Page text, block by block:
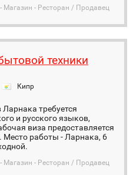
Магазин - Ресторан / Продавец
техники
Кипр
требуется
и русского языков,
виза предоставляется
Место работы - Ларнака, 6
Магазин - Ресторан / Продавец